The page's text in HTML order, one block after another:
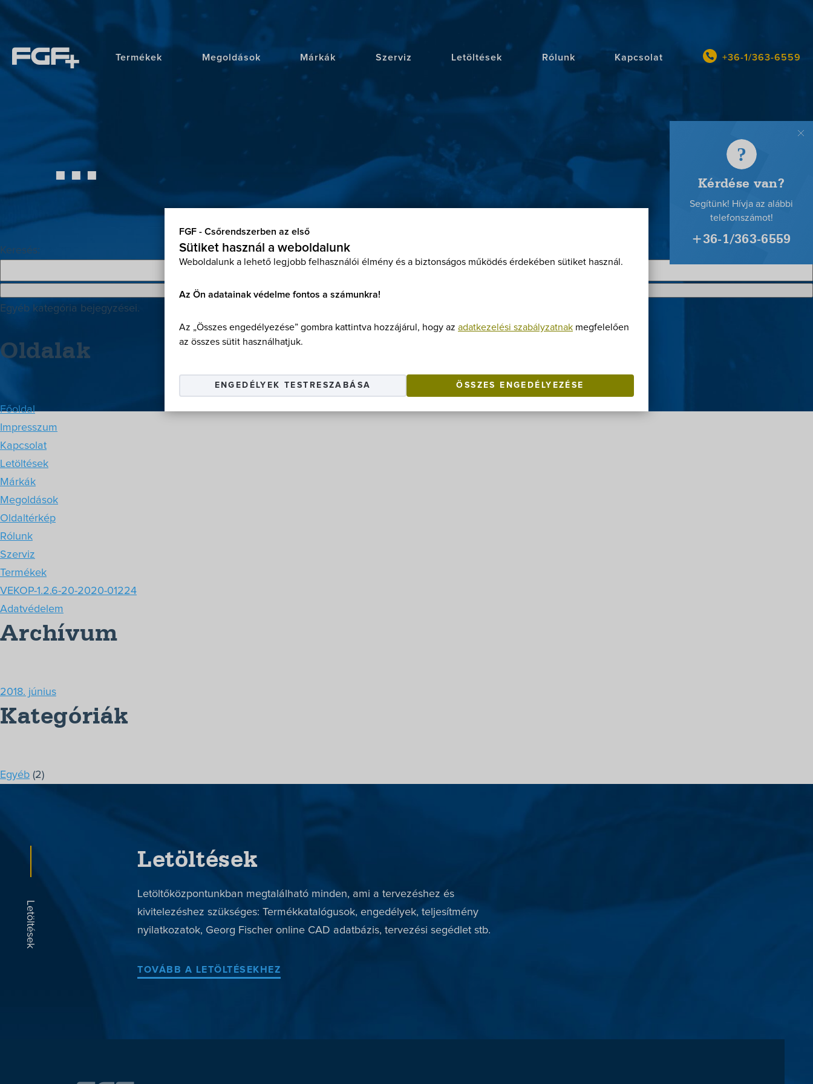
FGF - Csőrendszerben az első
Sütiket használ a weboldalunk
Weboldalunk a lehető legjobb felhasználói élmény és a biztonságos működés érdekében sütiket használ.
Az Ön adatainak védelme fontos a számunkra!
Az „Összes engedélyezése” gombra kattintva hozzájárul, hogy az adatkezelési szabályzatnak megfelelően
az összes sütit használhatjuk.
ÖSSZES ENGEDÉLYEZÉSE
ENGEDÉLYEK TESTRESZABÁSA
van?
Termékek Megoldások Márkák Szerviz Letöltések Rólunk Kapcsolat +36-1/363-6559
...
Keresés:
Egyéb kategória bejegyzései.
Oldalak
Főoldal
Impresszum
Kapcsolat
Letöltések
Márkák
Megoldások
Oldaltérkép
Rólunk
Szerviz
Termékek
VEKOP-1.2.6-20-2020-01224
Adatvédelem
Archívum
2018. június
Kategóriák
Egyéb (2)
Letöltések
Letöltőközpontunkban megtalálható minden, ami a tervezéshez és
kivitelezéshez szükséges: Termékkatalógusok, engedélyek, teljesítmény
nyilatkozatok, Georg Fischer online CAD adatbázis, tervezési segédlet stb.
TOVÁBB A LETÖLTÉSEKHEZ